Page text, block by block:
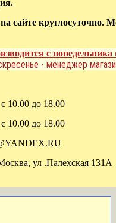
сайте круглосуточно.
с
- менеджер
10.00 до 18.00
10.00 до 18.00
ул .Палехская 131А